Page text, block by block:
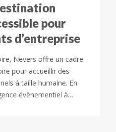
pour
d’entreprise
Nevers offre un cadre
pour accueillir des
à taille humaine. En
évènementiel à…